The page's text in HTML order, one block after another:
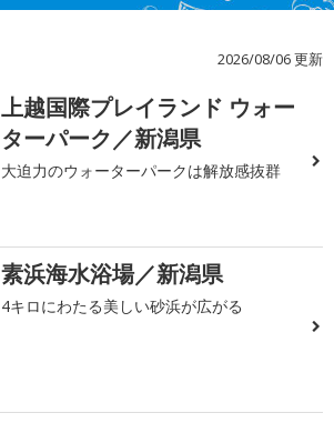
2026/08/06 更新
上越国際プレイランド ウォー
ターパーク／新潟県
大迫力のウォーターパークは解放感抜群
素浜海水浴場／新潟県
4キロにわたる美しい砂浜が広がる